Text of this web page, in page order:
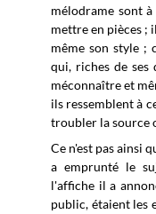
mélodrame sont
mettre en pièces ;
même son style ;
qui, riches de ses
méconnaître et
ils ressemblent à
troubler la source
Ce n'est pas ainsi
a emprunté le
l'affiche il a
public, étaient les